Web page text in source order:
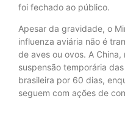
foi fechado ao público.
Apesar da gravidade, o
influenza aviária não é
de aves ou ovos. A
suspensão temporária
brasileira por 60 dias,
seguem com ações de